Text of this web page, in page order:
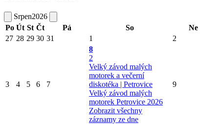
Srpen2026
Po Út St Čt Pá So
Ne
27 28 29 30 31 1 2
3 4 5 6 7
8
2
Velký závod malých
motorek a večerní
diskotéka | Petrovice
Velký závod malých
motorek Petrovice 2026
Zobrazit všechny
záznamy ze dne
9